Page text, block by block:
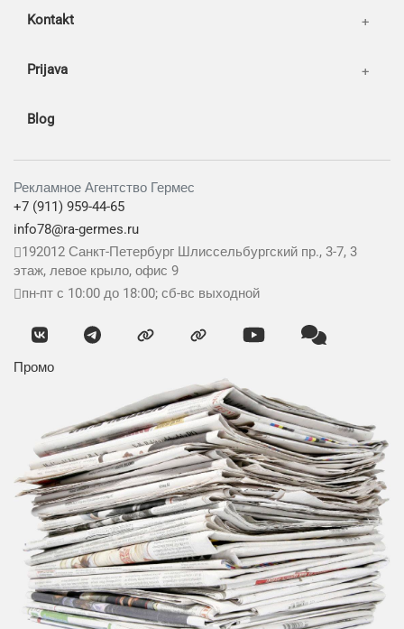
Kontakt
Prijava
Blog
Рекламное Агентство Гермес
+7 (911) 959-44-65
info78@ra-germes.ru
192012 Санкт-Петербург Шлиссельбургский пр., 3-7, 3
этаж, левое крыло, офис 9
пн-пт с 10:00 до 18:00; сб-вс выходной
Промо